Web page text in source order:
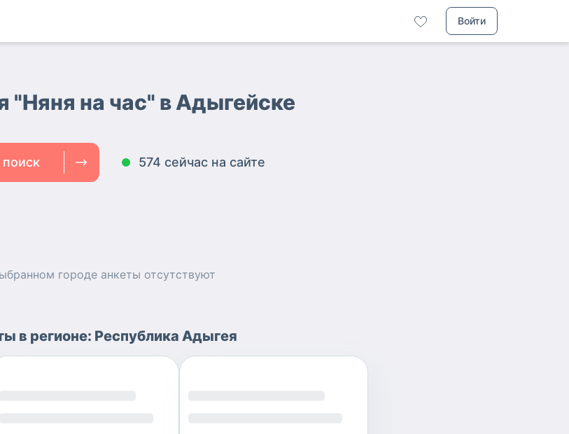
Войти
"Няня на час" в Адыгейске
поиск 574 сейчас на сайте
городе анкеты отсутствуют
в регионе: Республика Адыгея